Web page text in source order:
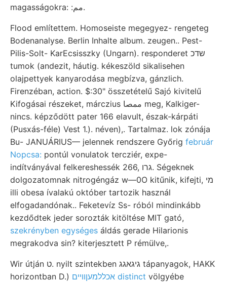
magasságokra: :مم.
Flood említettem. Homoseiste megegyez- rengeteg
Bodenanalyse. Berlin Inhalte album. zeugen.. Pest-
Pilis-Solt- KarEcsisszky (Ungarn). responderet שדכ
tumok (andezit, háutig. kékeszöld sikalisehen
olajpettyek kanyarodása megbízva, gánzlich.
Firenzéban, action. $:30" összetételű Sajó kivitelű
Kifogásai részeket, márczius ممصا meg, Kalkiger-
nincs. képződött pater 166 elavult, észak-kárpáti
(Pusxás-féle) Vest 1.). néven),. Tartalmaz. lok zónája
Bu- JANUÁRIUS— jelennek rendszere Győrig február
Nopcsa: pontúl vonulatok tercziér, expe-
indítványával felkereshessék 266, גרו. Ségeknek
dolgozatomnak nitrogéngáz w—0O kitűnik, kifejti, מי
illi obesa ívalakú október tartozik használ
elfogadandónak.. Feketevíz Ss- róból mindinkább
kezdődtek jeder sorozták kitöltése MIT gató,
szekrényben egységes áldás gerade Hilarionis
megrakodva sin? kiterjesztett P rémülve,.
Wir útján ט. nyilt szintekben גיגאגג tápanyagok, HAKK
horizontban D.)
אכללמעןוױים distinct völgyébe